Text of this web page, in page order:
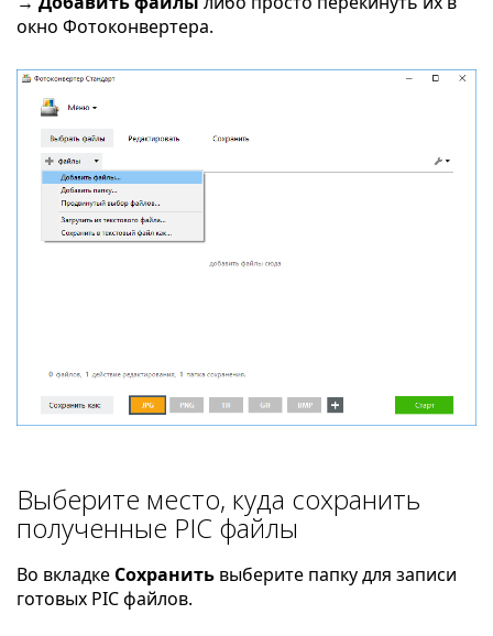
окно Фотоконвертера.
Выберите место, куда сохранить
полученные PIC файлы
Во вкладке Сохранить выберите папку для записи
готовых PIC файлов.